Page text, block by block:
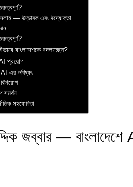
— উদ্ভাবক এবং উদ্যোক্তা
বাংলাদেশকে বদলাচ্ছেন?
প্রয়োগ
AI-এর ভবিষ্যৎ
সমর্থন
সহযোগিতা
জব্বার —